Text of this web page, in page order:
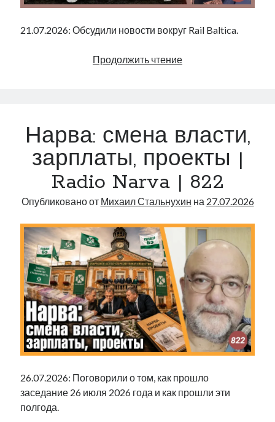
21.07.2026: Обсудили новости вокруг Rail Baltica.
Продолжить чтениеRail
Ready
Radio
Narva
823
Нарва: смена власти,
зарплаты, проекты |
Radio Narva | 822
Опубликовано от Михаил Стальнухин на 27.07.2026
26.07.2026: Поговорили о том, как прошло
заседание 26 июля 2026 года и как прошли эти
полгода.